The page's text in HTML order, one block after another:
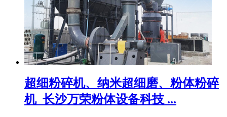
超细粉碎机、纳米超细磨、粉体粉碎
机_长沙万荣粉体设备科技 ...